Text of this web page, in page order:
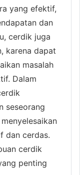
yang efektif,
dan
cerdik juga
karena dapat
masalah
Dalam
seseorang
dan cerdas.
cerdik
penting